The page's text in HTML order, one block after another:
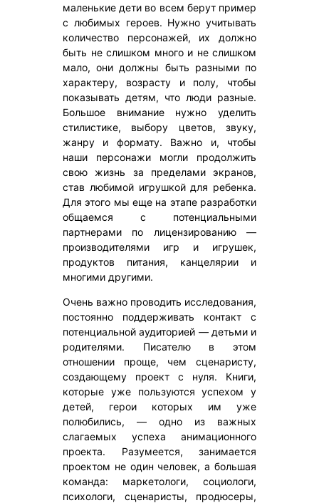
маленькие дети во всем берут пример
с любимых героев. Нужно учитывать
количество персонажей, их должно
быть не слишком много и не слишком
мало, они должны быть разными по
характеру, возрасту и полу, чтобы
показывать детям, что люди разные.
Большое внимание нужно уделить
стилистике, выбору цветов, звуку,
жанру и формату. Важно и, чтобы
наши персонажи могли продолжить
свою жизнь за пределами экранов,
став любимой игрушкой для ребенка.
Для этого мы еще на этапе разработки
общаемся с потенциальными
партнерами по лицензированию —
производителями игр и игрушек,
продуктов питания, канцелярии и
многими другими.
Очень важно проводить исследования,
постоянно поддерживать контакт с
потенциальной аудиторией — детьми и
родителями. Писателю в этом
отношении проще, чем сценаристу,
создающему проект с нуля. Книги,
которые уже пользуются успехом у
детей, герои которых им уже
полюбились, — одно из важных
слагаемых успеха анимационного
проекта. Разумеется, занимается
проектом не один человек, а большая
команда: маркетологи, социологи,
психологи, сценаристы, продюсеры,